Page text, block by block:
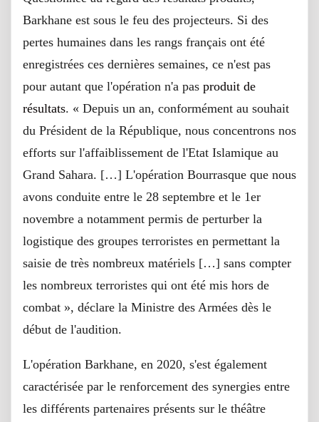
Barkhane est sous le feu des projecteurs. Si des
pertes humaines dans les rangs français ont été
enregistrées ces dernières semaines, ce n'est pas
pour autant que l'opération n'a pas produit de
résultats. « Depuis un an, conformément au souhait
du Président de la République, nous concentrons nos
efforts sur l'affaiblissement de l'Etat Islamique au
Grand Sahara. […] L'opération Bourrasque que nous
avons conduite entre le 28 septembre et le 1er
novembre a notamment permis de perturber la
logistique des groupes terroristes en permettant la
saisie de très nombreux matériels […] sans compter
les nombreux terroristes qui ont été mis hors de
combat », déclare la Ministre des Armées dès le
début de l'audition.
L'opération Barkhane, en 2020, s'est également
caractérisée par le renforcement des synergies entre
les différents partenaires présents sur le théâtre